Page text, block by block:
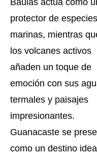
protector de especies
marinas, mientras
los volcanes activos
añaden un toque de
emoción con sus
termales y paisajes
impresionantes.
Guanacaste se
como un destino